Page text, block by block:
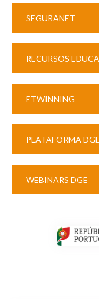
SEGURANET
RECURSOS
ETWINNING
PLATAFORMA
WEBINARS DGE